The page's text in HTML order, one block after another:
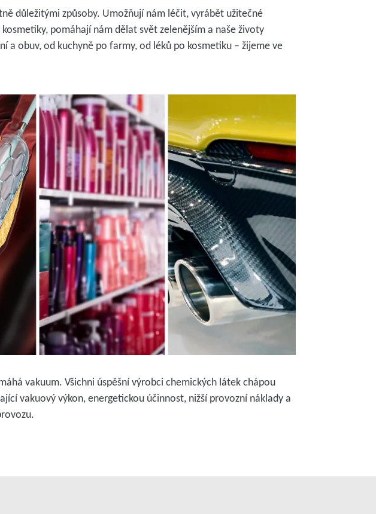
důležitými způsoby. Umožňují nám léčit, vyrábět užitečné
pomáhají nám dělat svět zelenějším a naše životy
obuv, od kuchyně po farmy, od léků po kosmetiku – žijeme ve
vakuum. Všichni úspěšní výrobci chemických látek chápou
vakuový výkon, energetickou účinnost, nižší provozní náklady a